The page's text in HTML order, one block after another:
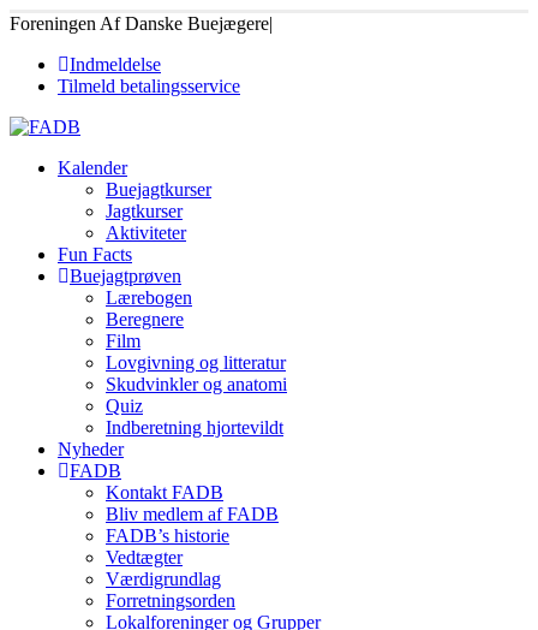
Foreningen Af Danske Buejægere|
Indmeldelse
Tilmeld betalingsservice
Kalender
Buejagtkurser
Jagtkurser
Aktiviteter
Fun Facts
Buejagtprøven
Lærebogen
Beregnere
Film
Lovgivning og litteratur
Skudvinkler og anatomi
Quiz
Indberetning hjortevildt
Nyheder
FADB
Kontakt FADB
Bliv medlem af FADB
FADB’s historie
Vedtægter
Værdigrundlag
Forretningsorden
Lokalforeninger og Grupper